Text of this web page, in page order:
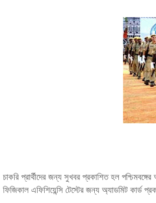
চাকরি প্রার্থীদের জন্য সুখবর প্রকাশিত হল
ফিজিকাল এফিশিয়েন্সি টেস্টের জন্য অ্যাডমিট কার্ড